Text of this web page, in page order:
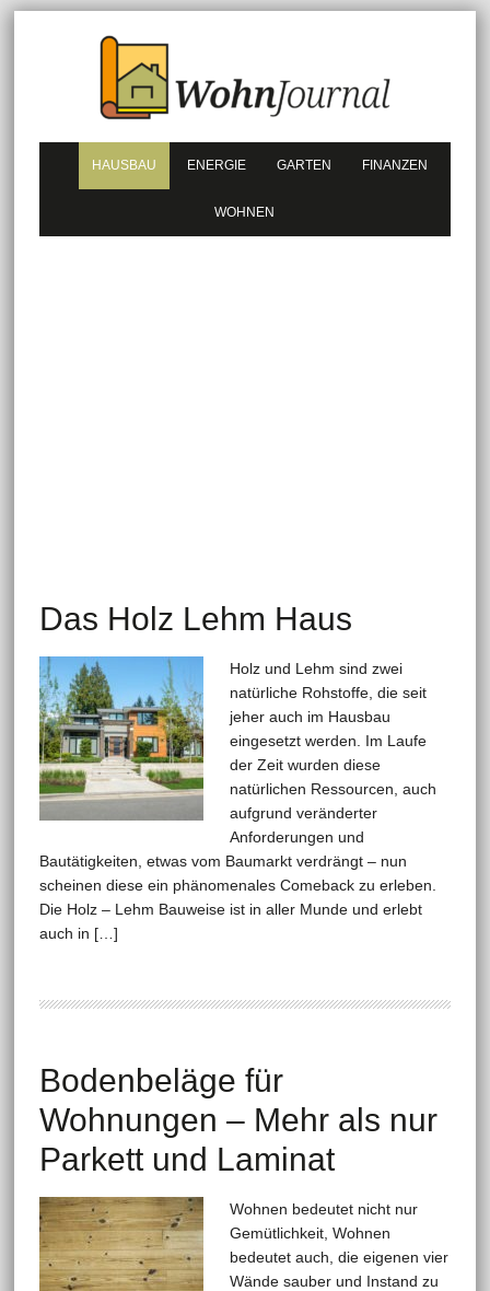
HAUSBAU ENERGIE GARTEN FINANZEN
WOHNEN
Das Holz Lehm Haus
Holz und Lehm sind zwei
natürliche Rohstoffe, die seit
jeher auch im Hausbau
eingesetzt werden. Im Laufe
der Zeit wurden diese
natürlichen Ressourcen, auch
aufgrund veränderter
Anforderungen und
Bautätigkeiten, etwas vom Baumarkt verdrängt – nun
scheinen diese ein phänomenales Comeback zu erleben.
Die Holz – Lehm Bauweise ist in aller Munde und erlebt
auch in […]
Bodenbeläge für
Wohnungen – Mehr als nur
Parkett und Laminat
Wohnen bedeutet nicht nur
Gemütlichkeit, Wohnen
bedeutet auch, die eigenen vier
Wände sauber und Instand zu